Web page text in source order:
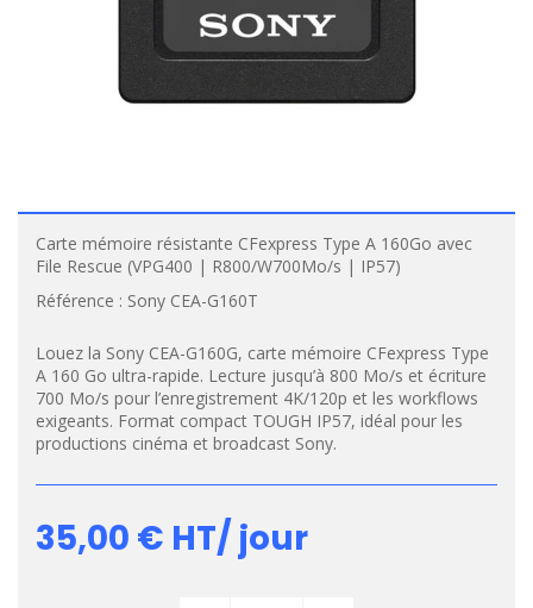
Carte mémoire résistante CFexpress Type A 160Go avec
File Rescue (VPG400 | R800/W700Mo/s | IP57)
Référence : Sony CEA-G160T
Louez la Sony CEA-G160G, carte mémoire CFexpress Type
A 160 Go ultra-rapide. Lecture jusqu’à 800 Mo/s et écriture
700 Mo/s pour l’enregistrement 4K/120p et les workflows
exigeants. Format compact TOUGH IP57, idéal pour les
productions cinéma et broadcast Sony.
35,00 € HT/ jour